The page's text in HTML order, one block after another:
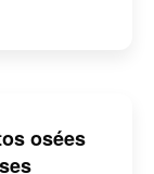
osées